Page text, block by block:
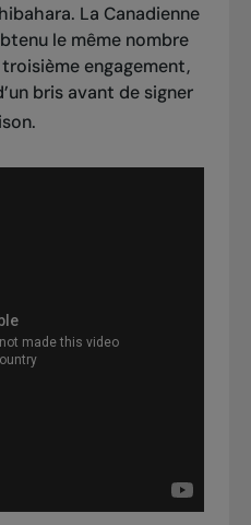
La Canadienne
le même nombre
engagement,
bris avant de signer